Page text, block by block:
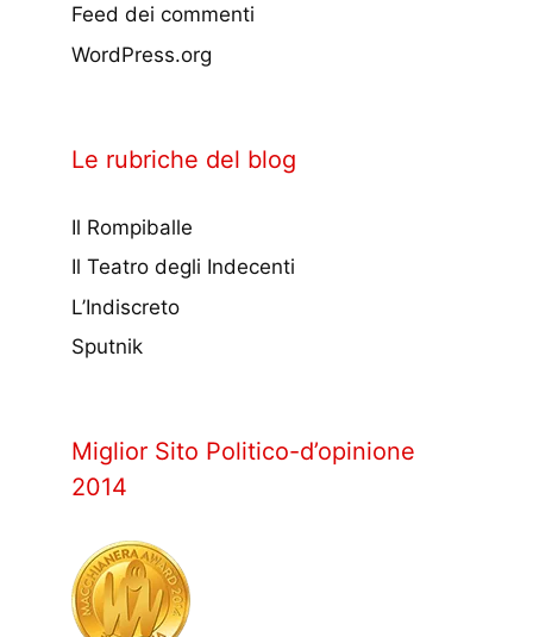
Feed dei commenti
WordPress.org
Le rubriche del blog
Il Rompiballe
Il Teatro degli Indecenti
L’Indiscreto
Sputnik
Miglior Sito Politico-d’opinione
2014